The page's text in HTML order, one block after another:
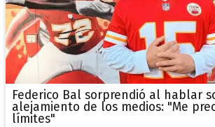
Federico Bal sorprendió al hablar
alejamiento de los medios: "Me
límites"